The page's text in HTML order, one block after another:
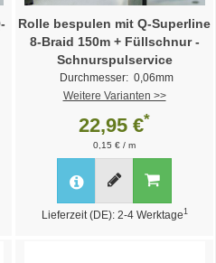
Rolle bespulen mit Q-Superline
8-Braid 150m + Füllschnur -
Schnurspulservice
Durchmesser: 0,06mm
Weitere Varianten >>
22,95 €*
0,15 € / m
Lieferzeit (DE): 2-4 Werktage1